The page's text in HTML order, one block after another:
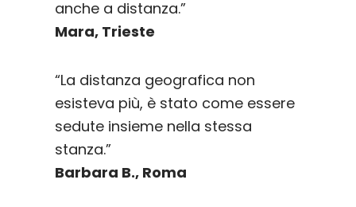
anche a distanza.”
Mara, Trieste
“La distanza geografica non
esisteva più, è stato come essere
sedute insieme nella stessa
stanza.”
Barbara B., Roma